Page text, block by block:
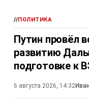
//ПОЛИТИКА
Путин провёл
развитию
подготовке к
6 августа 2026, 14:32